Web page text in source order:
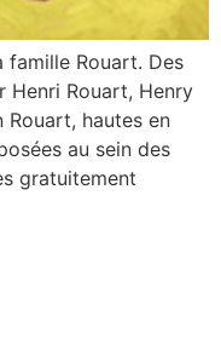
famille Rouart. Des
Henri Rouart, Henry
Rouart, hautes en
au sein des
gratuitement